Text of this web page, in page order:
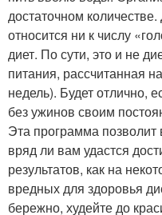
достаточном
относится ни к числу
диет. По сути, это и не
питания, рассчитанная
недель). Будет отлично,
без ужинов своим
Эта программа
вряд ли вам удастся
результатов, как на
вредных для здоровья
бережно, худейте до